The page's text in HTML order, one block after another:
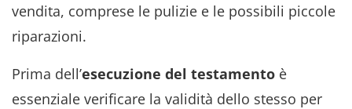
vendita, comprese le pulizie e le possibili piccole
riparazioni.
Prima dell’esecuzione del testamento è
essenziale verificare la validità dello stesso per